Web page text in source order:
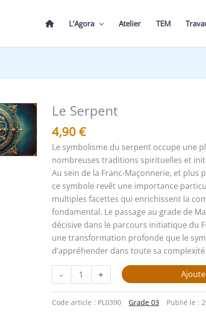
L’Agora Atelier TEM
Le Serpent
4,90€
Le symbolisme du serpent occupe une
nombreuses traditions spirituelles et
Au sein de la Franc-Maçonnerie, et plus
ce symbole revêt une importance
multiples facettes qui enrichissent la
fondamental. Le passage au grade de
décisive dans le parcours initiatique du
une transformation profonde que le
d’appréhender dans toute sa complexité.
-
quantité
Le
Serpent
+
Code article : PL0390 Grade 03 Publié le :